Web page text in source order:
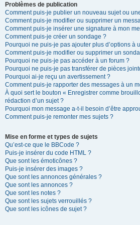
Problèmes de publication
Comment puis-je publier un nouveau sujet ou
Comment puis-je modifier ou supprimer un
Comment puis-je insérer une signature à mon
Comment puis-je créer un sondage ?
Pourquoi ne puis-je pas ajouter plus d’options à
Comment puis-je modifier ou supprimer un
Pourquoi ne puis-je pas accéder à un forum ?
Pourquoi ne puis-je pas transférer de pièces
Pourquoi ai-je reçu un avertissement ?
Comment puis-je rapporter des messages à un
À quoi sert le bouton « Enregistrer comme
rédaction d’un sujet ?
Pourquoi mon message a-t-il besoin d’être
Comment puis-je remonter mes sujets ?
Mise en forme et types de sujets
Qu’est-ce que le BBCode ?
Puis-je insérer du code HTML ?
Que sont les émoticônes ?
Puis-je insérer des images ?
Que sont les annonces générales ?
Que sont les annonces ?
Que sont les notes ?
Que sont les sujets verrouillés ?
Que sont les icônes de sujet ?